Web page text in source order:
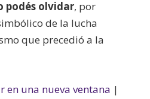
podés olvidar, por
de la lucha
que precedió a la
en una nueva ventana |